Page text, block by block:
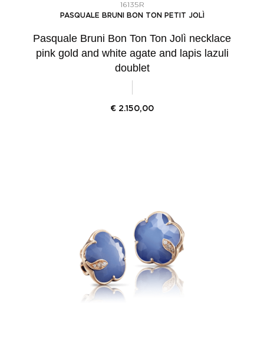
16135R
PASQUALE BRUNI BON TON PETIT JOLÌ
Pasquale Bruni Bon Ton Ton Jolì necklace
pink gold and white agate and lapis lazuli
doublet
€ 2.150,00